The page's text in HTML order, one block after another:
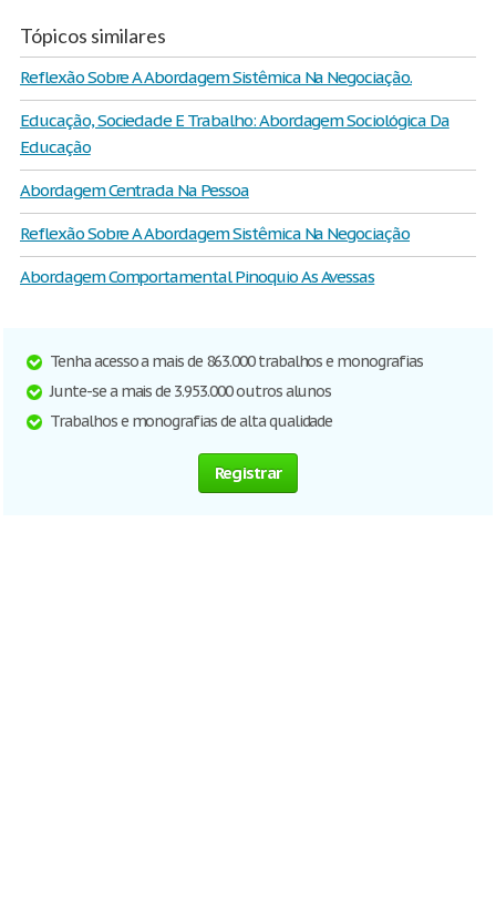
Tópicos similares
Reflexão Sobre A Abordagem Sistêmica Na Negociação.
Educação, Sociedade E Trabalho: Abordagem Sociológica Da
Educação
Abordagem Centrada Na Pessoa
Reflexão Sobre A Abordagem Sistêmica Na Negociação
Abordagem Comportamental Pinoquio As Avessas
Tenha acesso a mais de 863.000 trabalhos e monografias
Junte-se a mais de 3.953.000 outros alunos
Trabalhos e monografias de alta qualidade
Registrar